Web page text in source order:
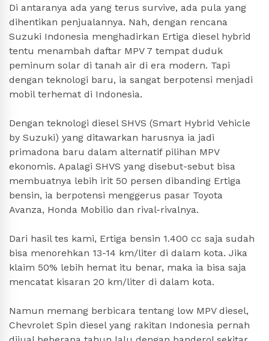
Di antaranya ada yang terus survive, ada pula yang
dihentikan penjualannya. Nah, dengan rencana
Suzuki Indonesia menghadirkan Ertiga diesel hybrid
tentu menambah daftar MPV 7 tempat duduk
peminum solar di tanah air di era modern. Tapi
dengan teknologi baru, ia sangat berpotensi menjadi
mobil terhemat di Indonesia.
Dengan teknologi diesel SHVS (Smart Hybrid Vehicle
by Suzuki) yang ditawarkan harusnya ia jadi
primadona baru dalam alternatif pilihan MPV
ekonomis. Apalagi SHVS yang disebut-sebut bisa
membuatnya lebih irit 50 persen dibanding Ertiga
bensin, ia berpotensi menggerus pasar Toyota
Avanza, Honda Mobilio dan rival-rivalnya.
Dari hasil tes kami, Ertiga bensin 1.400 cc saja sudah
bisa menorehkan 13-14 km/liter di dalam kota. Jika
klaim 50% lebih hemat itu benar, maka ia bisa saja
mencatat kisaran 20 km/liter di dalam kota.
Namun memang berbicara tentang low MPV diesel,
Chevrolet Spin diesel yang rakitan Indonesia pernah